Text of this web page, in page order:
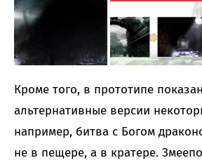
Кроме того, в прототипе
альтернативные версии
например, битва с Богом
не в пещере, а в кратере.